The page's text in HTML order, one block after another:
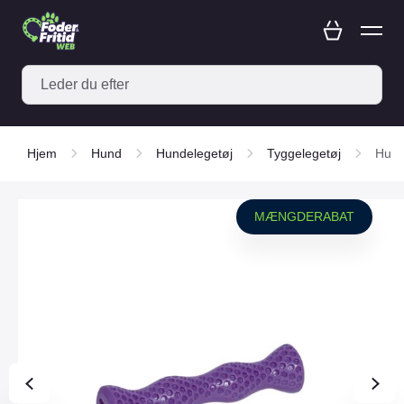
Hjem Hund Hundelegetøj Tyggelegetøj
MÆNGDERABAT